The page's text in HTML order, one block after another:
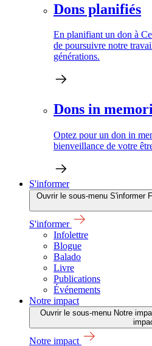
Dons planifiés
En planifiant un don à
de poursuivre notre
générations.
Dons in
Optez pour un don in
bienveillance de votre
S'informer
Ouvrir le sous-menu S'informer
S'informer
Infolettre
Blogue
Balado
Livre
Publications
Événements
Notre impact
Ouvrir le sous-menu Notre
Notre impact